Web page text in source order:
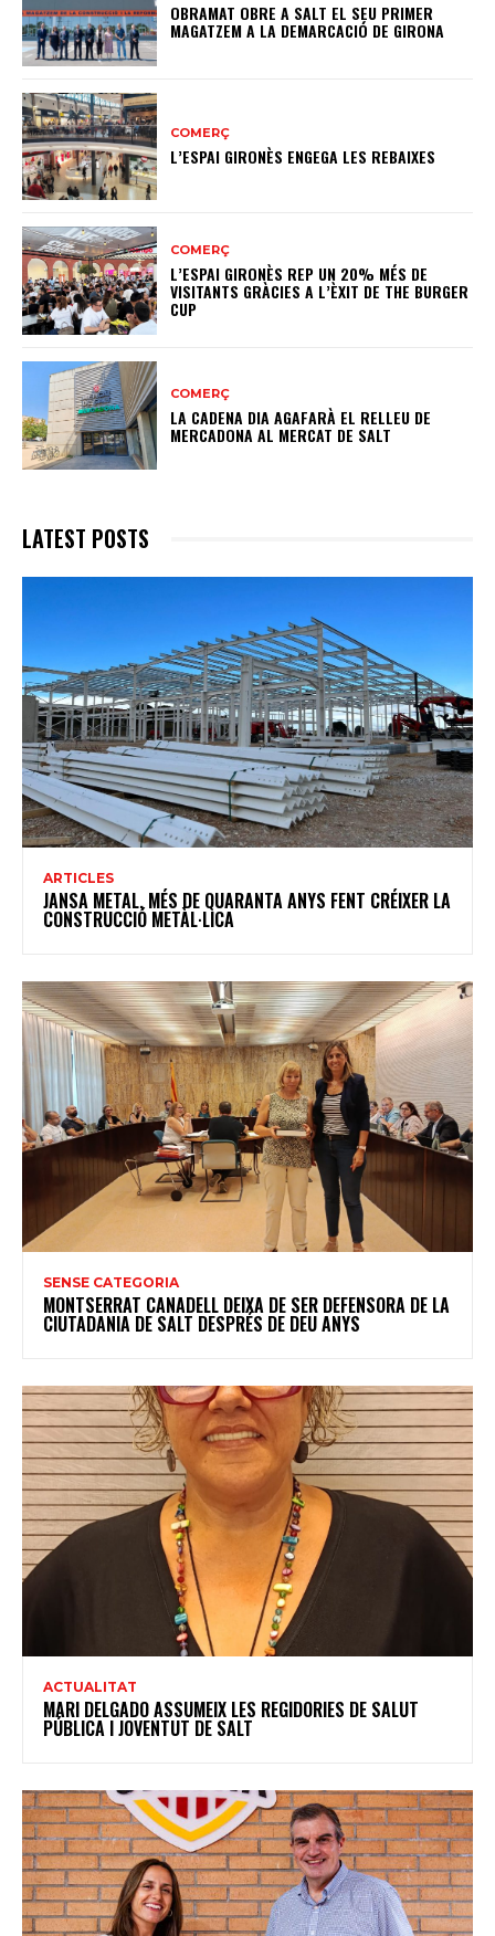
OBRAMAT OBRE A SALT EL SEU PRIMER
MAGATZEM A LA DEMARCACIÓ DE GIRONA
COMERÇ
L’ESPAI GIRONÈS ENGEGA LES REBAIXES
COMERÇ
L’ESPAI GIRONÈS REP UN 20% MÉS DE
VISITANTS GRÀCIES A L’ÈXIT DE THE BURGER
CUP
COMERÇ
LA CADENA DIA AGAFARÀ EL RELLEU DE
MERCADONA AL MERCAT DE SALT
LATEST POSTS
ARTICLES
JANSA METAL, MÉS DE QUARANTA ANYS FENT CRÉIXER LA
CONSTRUCCIÓ METÀL·LICA
SENSE CATEGORIA
MONTSERRAT CANADELL DEIXA DE SER DEFENSORA DE LA
CIUTADANIA DE SALT DESPRÉS DE DEU ANYS
ACTUALITAT
MARI DELGADO ASSUMEIX LES REGIDORIES DE SALUT
PÚBLICA I JOVENTUT DE SALT